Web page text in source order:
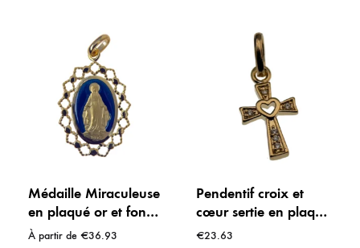
Médaille Miraculeuse
en plaqué or et fond
émaillé bleu – 18 mm
À partir de €36.93
Pendentif croix et
cœur sertie en plaqué
or
€23.63